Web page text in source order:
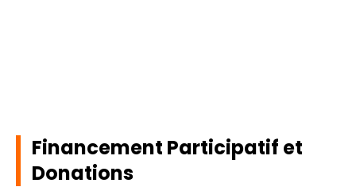
Financement Participatif et
Donations